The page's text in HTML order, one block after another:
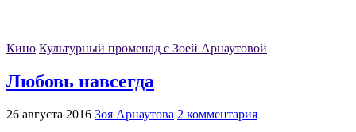
Кино Культурный променад с Зоей Арнаутовой
Любовь навсегда
26 августа 2016 Зоя Арнаутова 2 комментария